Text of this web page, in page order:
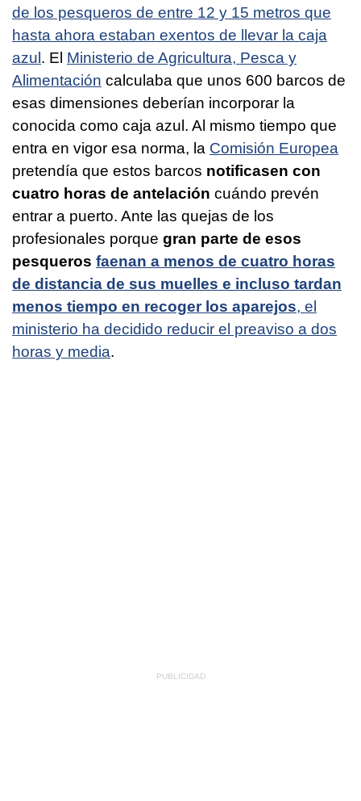
de los pesqueros de entre 12 y 15 metros que
hasta ahora estaban exentos de llevar la caja
azul . El Ministerio de Agricultura, Pesca y
Alimentación calculaba que unos 600 barcos de
esas dimensiones deberían incorporar la
conocida como caja azul. Al mismo tiempo que
entra en vigor esa norma, la Comisión Europea
pretendía que estos barcos notificasen con
cuatro horas de antelación cuándo prevén
entrar a puerto. Ante las quejas de los
profesionales porque gran parte de esos
pesqueros faenan a menos de cuatro horas
de distancia de sus muelles e incluso tardan
menos tiempo en recoger los aparejos, el
ministerio ha decidido reducir el preaviso a dos
horas y media.